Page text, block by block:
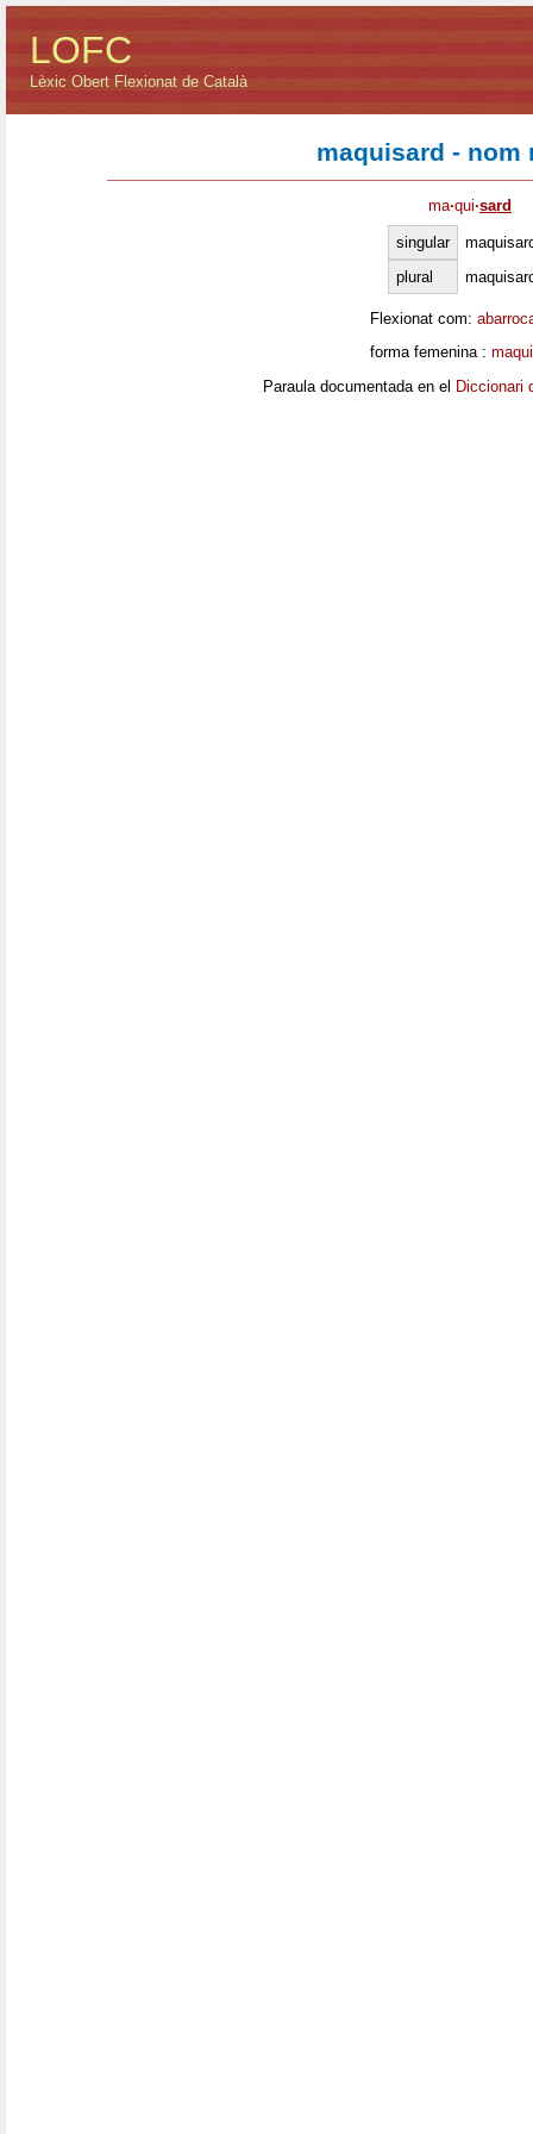
LOFC
Lèxic Obert Flexionat de Català
maquisard - nom
ma·qui·sard
singular
plural
Flexionat com:
forma femenina :
Paraula documentada en el Diccionari